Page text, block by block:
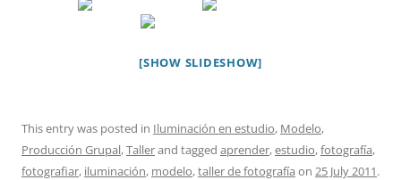
[SHOW SLIDESHOW]
This entry was posted in Iluminación en estudio, Modelo,
Producción Grupal,Tallerand tagged aprender,estudio,fotografía,
fotografiar, iluminación, modelo,taller de fotografía on 25 July 2011.